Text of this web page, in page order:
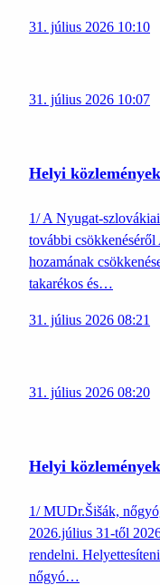
31. július 2026 10:10
31. július 2026 10:07
Helyi
1/ A Nyugat-
további csökkenéséről
hozamának
takarékos és…
31. július 2026 08:21
31. július 2026 08:20
Helyi
1/ MUDr.Šišák,
2026.július 31-től
rendelni.
nőgyó…